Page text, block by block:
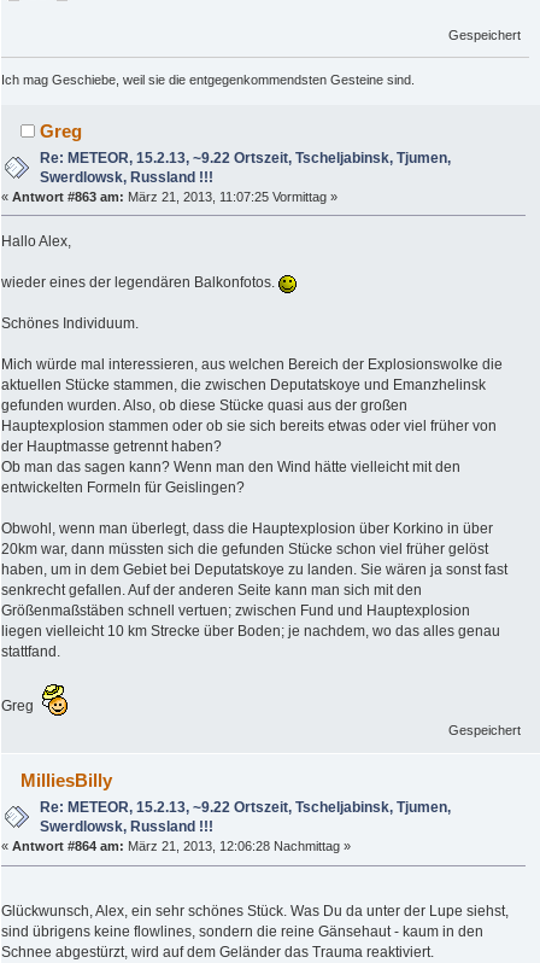
Gespeichert
Ich mag Geschiebe, weil sie die entgegenkommendsten Gesteine sind.
Greg
Re: METEOR, 15.2.13, ~9.22 Ortszeit, Tscheljabinsk, Tjumen,
Swerdlowsk, Russland !!!
« Antwort #863 am: März 21, 2013, 11:07:25 Vormittag »
Hallo Alex,
wieder eines der legendären Balkonfotos.
Schönes Individuum.
Mich würde mal interessieren, aus welchen Bereich der Explosionswolke die
aktuellen Stücke stammen, die zwischen Deputatskoye und Emanzhelinsk
gefunden wurden. Also, ob diese Stücke quasi aus der großen
Hauptexplosion stammen oder ob sie sich bereits etwas oder viel früher von
der Hauptmasse getrennt haben?
Ob man das sagen kann? Wenn man den Wind hätte vielleicht mit den
entwickelten Formeln für Geislingen?
Obwohl, wenn man überlegt, dass die Hauptexplosion über Korkino in über
20km war, dann müssten sich die gefunden Stücke schon viel früher gelöst
haben, um in dem Gebiet bei Deputatskoye zu landen. Sie wären ja sonst fast
senkrecht gefallen. Auf der anderen Seite kann man sich mit den
Größenmaßstäben schnell vertuen; zwischen Fund und Hauptexplosion
liegen vielleicht 10 km Strecke über Boden; je nachdem, wo das alles genau
stattfand.
Greg
Gespeichert
MilliesBilly
Re: METEOR, 15.2.13, ~9.22 Ortszeit, Tscheljabinsk, Tjumen,
Swerdlowsk, Russland !!!
« Antwort #864 am: März 21, 2013, 12:06:28 Nachmittag »
Glückwunsch, Alex, ein sehr schönes Stück. Was Du da unter der Lupe siehst,
sind übrigens keine flowlines, sondern die reine Gänsehaut - kaum in den
Schnee abgestürzt, wird auf dem Geländer das Trauma reaktiviert.